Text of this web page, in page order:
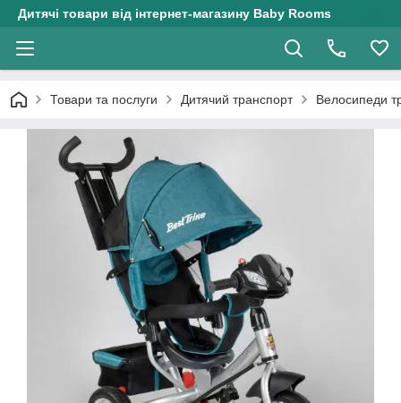
Дитячі товари від інтернет-магазину Baby Rooms
Товари та послуги Дитячий транспорт Велосипеди